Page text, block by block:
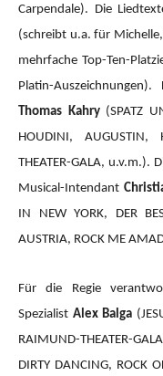
Carpendale). Die
(schreibt u.a. für
mehrfache Top-Ten-
Platin-
Thomas Kahry(SPATZ
HOUDINI, AUGUSTIN,
THEATER-GALA, u.v.m.).
Musical-Intendant
IN NEW YORK, DER
AUSTRIA, ROCK ME
Für die Regie
Spezialist Alex Balga
RAIMUND-THEATER-
DIRTY DANCING, ROCK